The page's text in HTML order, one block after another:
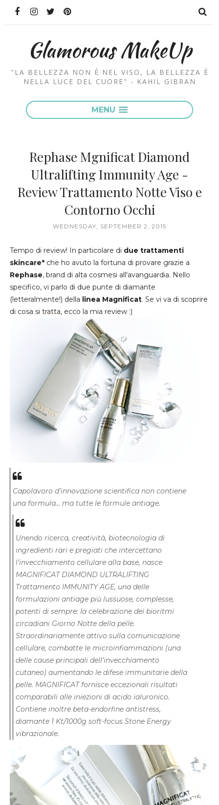
Glamorous MakeUp
"LA BELLEZZA NON È NEL VISO, LA BELLEZZA È
NELLA LUCE DEL CUORE" - KAHIL GIBRAN
MENU
Rephase Mgnificat Diamond
Ultralifting Immunity Age -
Review Trattamento Notte Viso e
Contorno Occhi
WEDNESDAY, SEPTEMBER 2, 2015
Tempo di review! In particolare di due trattamenti
skincare* che ho avuto la fortuna di provare grazie a
Rephase, brand di alta cosmesi all'avanguardia. Nello
specifico, vi parlo di due punte di diamante
(letteralmente!) della linea Magnificat. Se vi va di scoprire
di cosa si tratta, ecco la mia review :)
Capolavoro d’innovazione scientifica non contiene
una formula... ma tutte le formule antiage.
Unendo ricerca, creatività, biotecnologia di
ingredienti rari e pregiati che intercettano
l’invecchiamento cellulare alla base, nasce
MAGNIFICAT DIAMOND ULTRALIFTING
Trattamento IMMUNITY AGE, una delle
formulazioni antiage più lussuose, complesse,
potenti di sempre: la celebrazione dei bioritmi
circadiani Giorno Notte della pelle.
Straordinariamente attivo sulla comunicazione
cellulare, combatte le microinfiammazioni (una
delle cause principali dell’invecchiamento
cutaneo) aumentando le difese immunitarie della
pelle. MAGNIFICAT fornisce eccezionali risultati
comparabili alle iniezioni di acido ialuronico.
Contiene inoltre beta-endorfine antistress,
diamante 1 Kt/1000g soft-focus Stone Energy
vibrazionale.